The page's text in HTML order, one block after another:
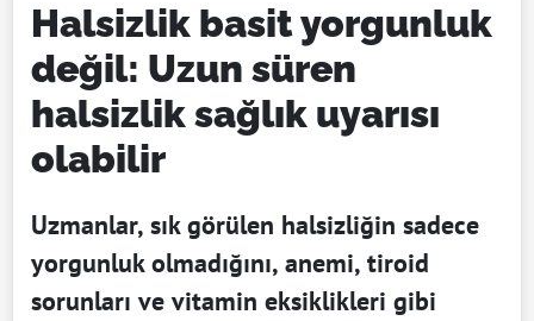
Halsizlik basit yorgunluk
değil: Uzun süren
halsizlik sağlık uyarısı
olabilir
Uzmanlar, sık görülen halsizliğin sadece
yorgunluk olmadığını, anemi, tiroid
sorunları ve vitamin eksiklikleri gibi